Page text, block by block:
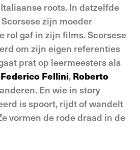
roots. In datzelfde
zijn moeder
rol gaf in zijn films. Scorsese
om zijn eigen referenties
prat op leermeesters als
Federico Fellini, Roberto
En wie in story
is spoort, rijdt of wandelt
vormen de rode draad in de